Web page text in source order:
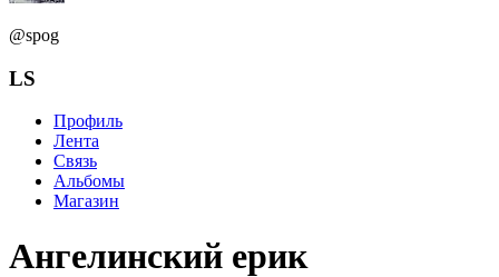
@spog
LS
Профиль
Лента
Связь
Альбомы
Магазин
Ангелинский ерик